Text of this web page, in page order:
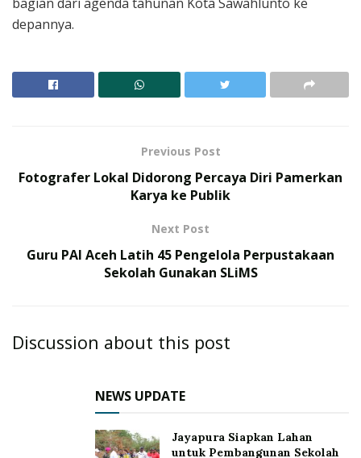
depannya.
Previous Post
Fotografer Lokal Didorong Percaya Diri Pamerkan
Karya ke Publik
Next Post
Guru PAI Aceh Latih 45 Pengelola Perpustakaan
Sekolah Gunakan SLiMS
Discussion about this post
NEWS UPDATE
Jayapura Siapkan Lahan
untuk Pembangunan Sekolah